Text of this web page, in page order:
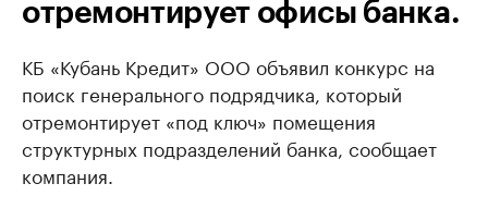
отремонтирует офисы банка.
КБ «Кубань Кредит» ООО объявил конкурс на
поиск генерального подрядчика, который
отремонтирует «под ключ» помещения
структурных подразделений банка, сообщает
компания.